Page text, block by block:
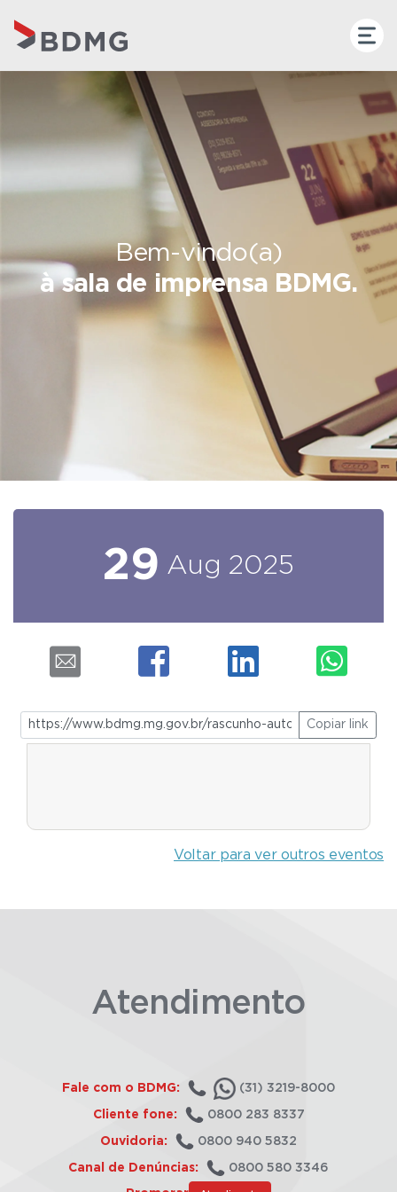
Bem-vindo(a)
à sala de imprensa BDMG.
29 Aug 2025
Copiar link
Voltar para ver outros eventos
Atendimento
Fale com o BDMG: (31) 3219-8000
Cliente fone: 0800 283 8337
Ouvidoria: 0800 940 5832
Canal de Denúncias: 0800 580 3346